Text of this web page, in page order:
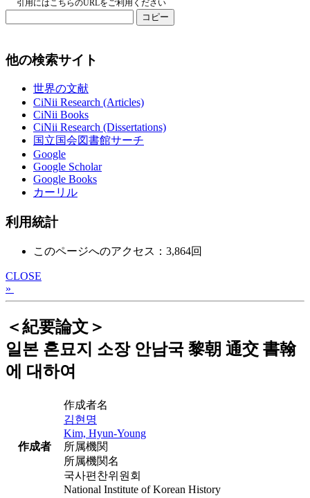
引用にはこちらのURLをご利用ください
コピー
他の検索サイト
世界の文献
CiNii Research (Articles)
CiNii Books
CiNii Research (Dissertations)
国立国会図書館サーチ
Google
Google Scholar
Google Books
カーリル
利用統計
このページへのアクセス：3,864回
CLOSE
»
＜紀要論文＞
일본 혼묘지 소장 안남국 黎朝 通交 書翰
에 대하여
作成者
作成者名
김현명
Kim, Hyun-Young
所属機関
所属機関名
국사편찬위원회
National Institute of Korean History